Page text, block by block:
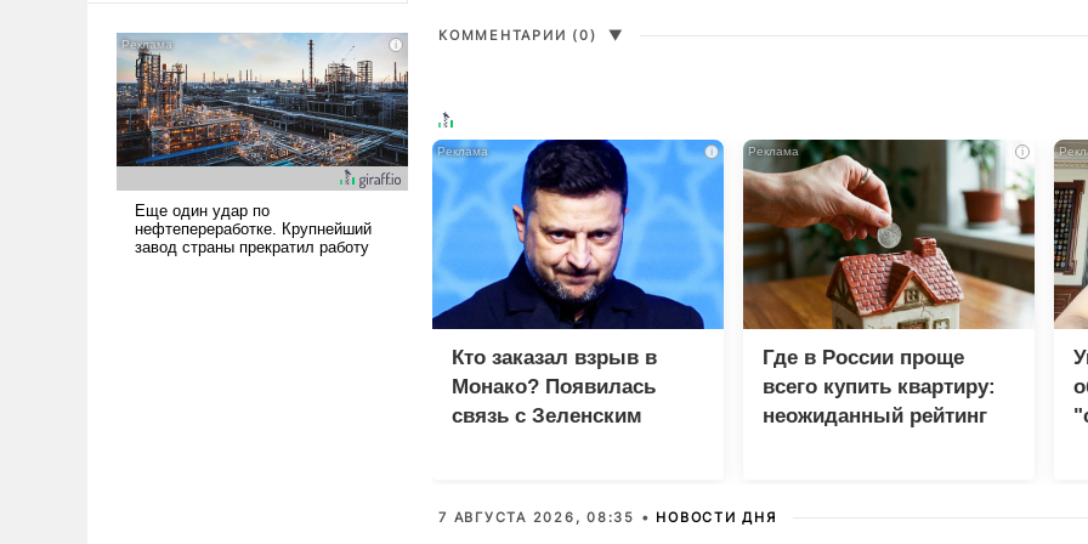
Сложившаяся ситуация
означает многолетний период
уязвимости США, например,
перед Китаем.
КОММЕНТАРИИ (0) ▼
i
Кто заказал взрыв в
Монако? Появилась
связь с Зеленским
i
Где в России проще
всего купить квартиру:
неожиданный рейтинг
7 АВГУСТА 2026, 08:35 • НОВОСТИ ДНЯ